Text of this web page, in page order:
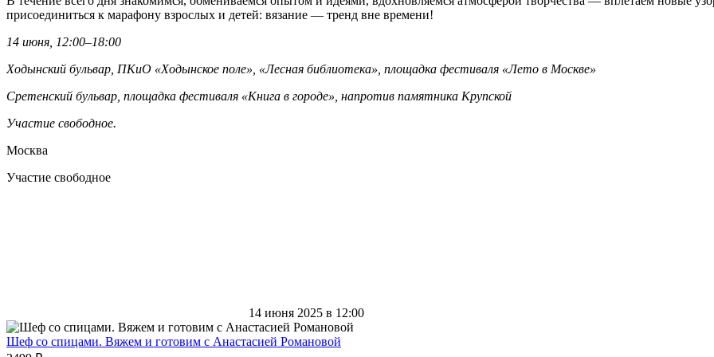
присоединиться к марафону взрослых и детей: вязание — тренд вне времени!
14 июня, 12:00–18:00
Ходынский бульвар, ПКиО «Ходынское поле», «Лесная библиотека», площадка фестиваля «Лето в Москве»
Сретенский бульвар, площадка фестиваля «Книга в городе», напротив памятника Крупской
Участие свободное.
Москва
Участие свободное
14 июня 2025 в 12:00
Шеф со спицами. Вяжем и готовим с Анастасией Романовой